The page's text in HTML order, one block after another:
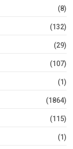
(8)
(132)
(29)
(107)
(1)
(1864)
(115)
(1)